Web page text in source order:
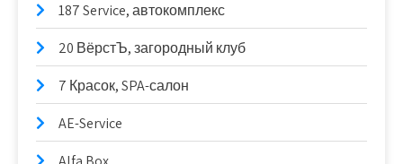
187 Service, автокомплекс
20 ВёрстЪ, загородный клуб
7 Красок, SPA-салон
AE-Service